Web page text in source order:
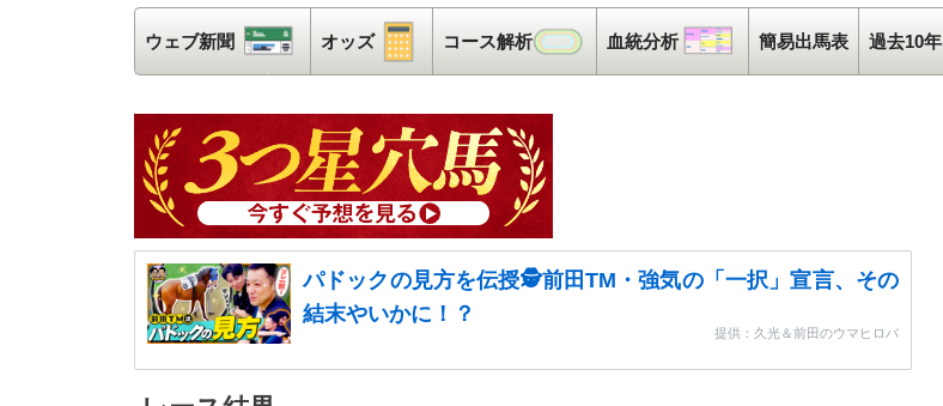
ウェブ新聞 ウェブ新聞
オッズ オッズ
コース解析 コース解析
血統分析 血統分析
簡易出馬表 過去10年
パドックの見方を伝授🕵前田TM・強気の「一択」宣言、その
結末やいかに！？
提供：久光＆前田のウマヒロバ